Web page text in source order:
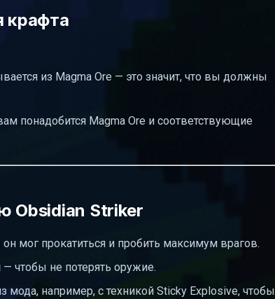
крафта
из Magma Ore — это значит, что вы должны
понадобится Magma Ore и соответствующие
Obsidian Striker
мог прокатиться и пробить максимум врагов.
— чтобы не потерять оружие.
мода, например, с техникой Sticky Explosive, чтобы